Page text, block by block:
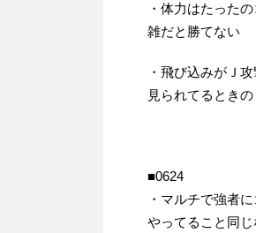
・体力はたった
雑だと勝てない
・飛び込みがＪ
見られてるとき
■0624
・マルチで強者
やってること同じ